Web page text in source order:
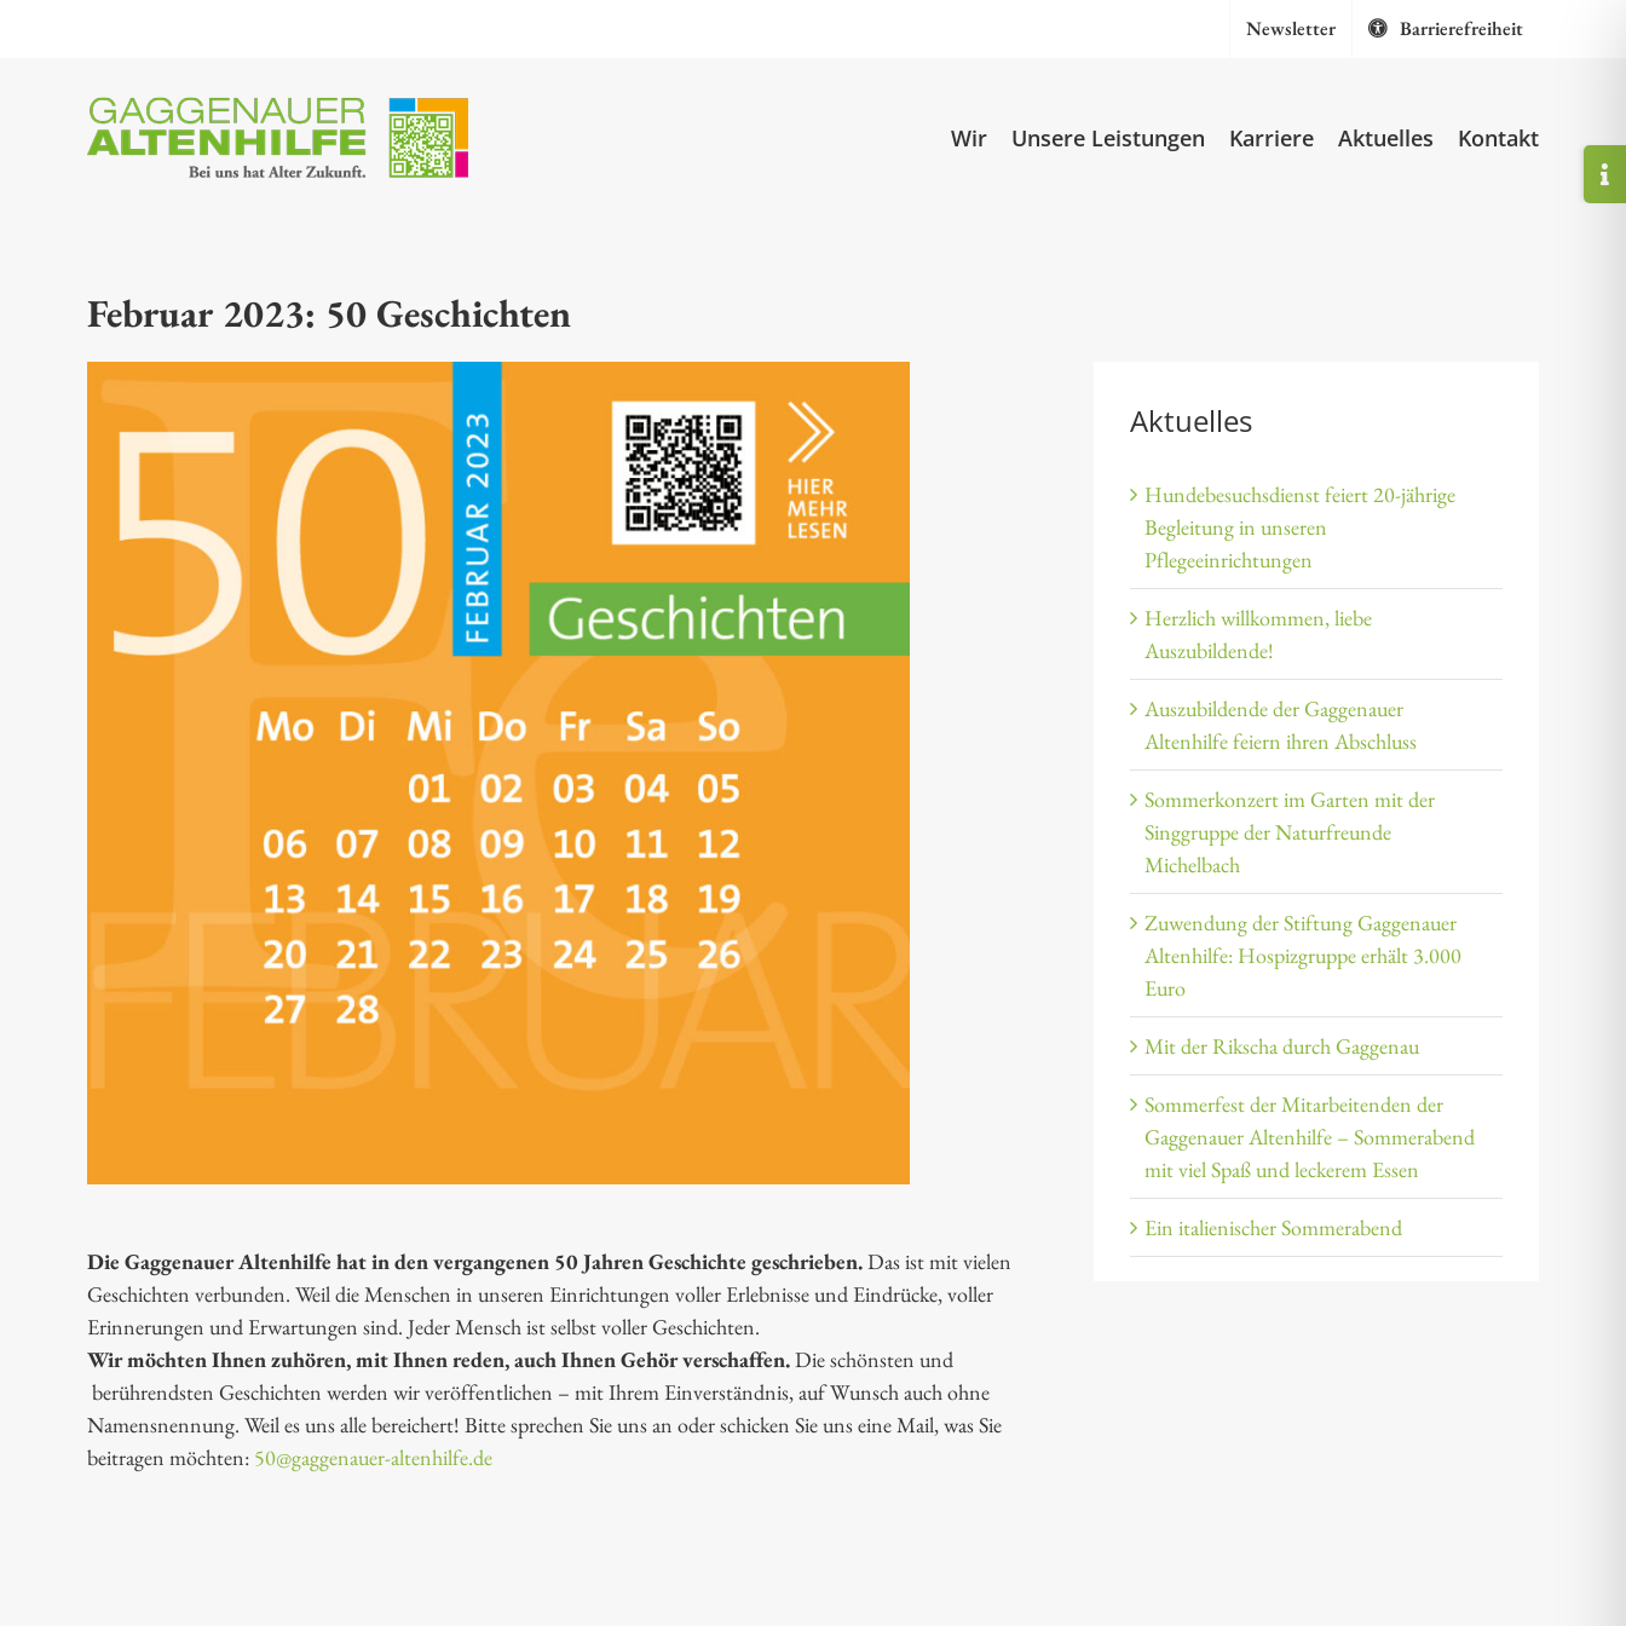
Newsletter Barrierefreiheit
Wir Unsere Leistungen Karriere Aktuelles Kontakt
Februar 2023: 50 Geschichten
Die Gaggenauer Altenhilfe hat in den vergangenen 50 Jahren Geschichte geschrieben.Das ist mit vielen
Geschichten verbunden. Weil die Menschen in unseren Einrichtungen voller Erlebnisse und Eindrücke, voller
Erinnerungen und Erwartungen sind. Jeder Mensch ist selbst voller Geschichten.
Wir möchten Ihnen zuhören, mit Ihnen reden, auch Ihnen Gehör verschaffen.Die schönsten und
berührendsten Geschichten werden wir veröffentlichen – mit Ihrem Einverständnis, auf Wunsch auch ohne
Namensnennung. Weil es uns alle bereichert! Bitte sprechen Sie uns an oder schicken Sie uns eine Mail, was Sie
beitragen möchten: 50@gaggenauer-altenhilfe.de
Aktuelles
Hundebesuchsdienst feiert 20-jährige
Begleitung in unseren
Pflegeeinrichtungen
Herzlich willkommen, liebe
Auszubildende!
Auszubildende der Gaggenauer
Altenhilfe feiern ihren Abschluss
Sommerkonzert im Garten mit der
Singgruppe der Naturfreunde
Michelbach
Zuwendung der Stiftung Gaggenauer
Altenhilfe: Hospizgruppe erhält 3.000
Euro
Mit der Rikscha durch Gaggenau
Sommerfest der Mitarbeitenden der
Gaggenauer Altenhilfe – Sommerabend
mit viel Spaß und leckerem Essen
Ein italienischer Sommerabend